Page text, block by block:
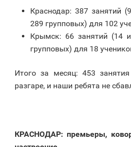
Краснодар: 387 занятий
289 групповых) для 102
Крымск: 66 занятий (14
групповых) для 18
Итого за месяц: 453
разгаре, и наши ребята не
КРАСНОДАР: премьеры,